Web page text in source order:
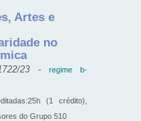
Artes e
no
23 -regime b-
(1 crédito),
do Grupo 510